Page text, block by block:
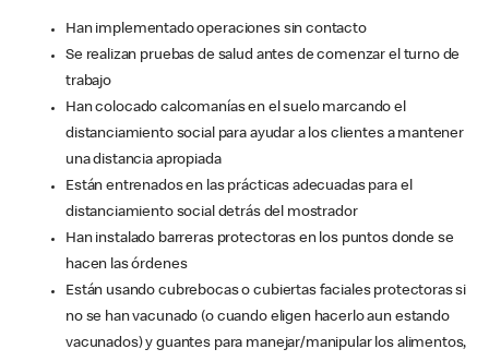
Han implementado operaciones sin contacto
Se realizan pruebas de salud antes de comenzar el turno de
trabajo
Han colocado calcomanías en el suelo marcando el
distanciamiento social para ayudar a los clientes a mantener
una distancia apropiada
Están entrenados en las prácticas adecuadas para el
distanciamiento social detrás del mostrador
Han instalado barreras protectoras en los puntos donde se
hacen las órdenes
Están usando cubrebocas o cubiertas faciales protectoras si
no se han vacunado (o cuando eligen hacerlo aun estando
vacunados) y guantes para manejar/manipular los alimentos,